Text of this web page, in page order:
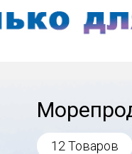
12 Товаров